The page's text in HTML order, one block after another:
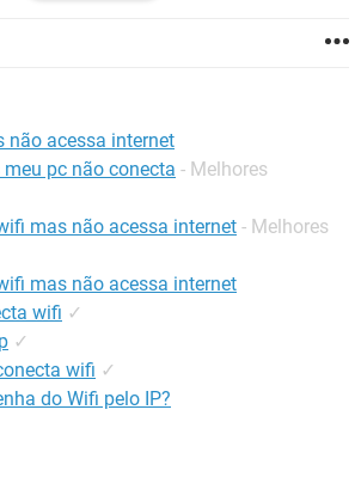
ta acontecendo?
não acessa internet
pc não conecta - Melhores
mas não acessa internet - Melhores
mas não acessa internet
wifi ✓
✓
wifi ✓
do Wifi pelo IP?